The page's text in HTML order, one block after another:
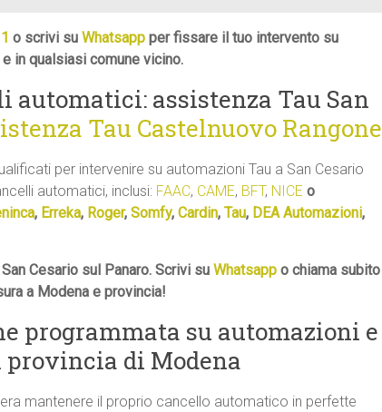
o scrivi su Whatsapp per fissare il tuo intervento su
in qualsiasi comune vicino.
assistenza Tau San
Tau Castelnuovo Rangone
per intervenire su automazioni Tau a San Cesario
automatici, inclusi: FAAC, CAME, BFT, NICE o
, Erreka, Roger, Somfy, Cardin, Tau, DEA Automazioni,
Cesario sul Panaro. Scrivi su Whatsapp o chiama subito
a Modena e provincia!
programmata su automazioni e
di Modena
mantenere il proprio cancello automatico in perfette